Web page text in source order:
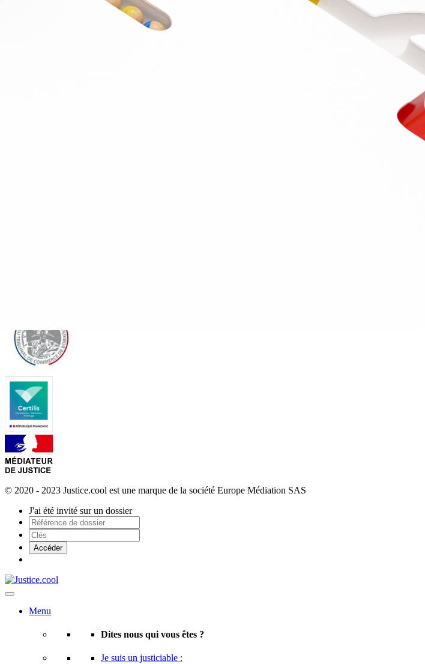
J’ai été invité sur un dossier
© 2020 - 2023 Justice.cool est une marque de la société Europe Médiation SAS
J'ai été invité sur un dossier
Menu
Dites nous qui vous êtes ?
Je suis un justiciable :